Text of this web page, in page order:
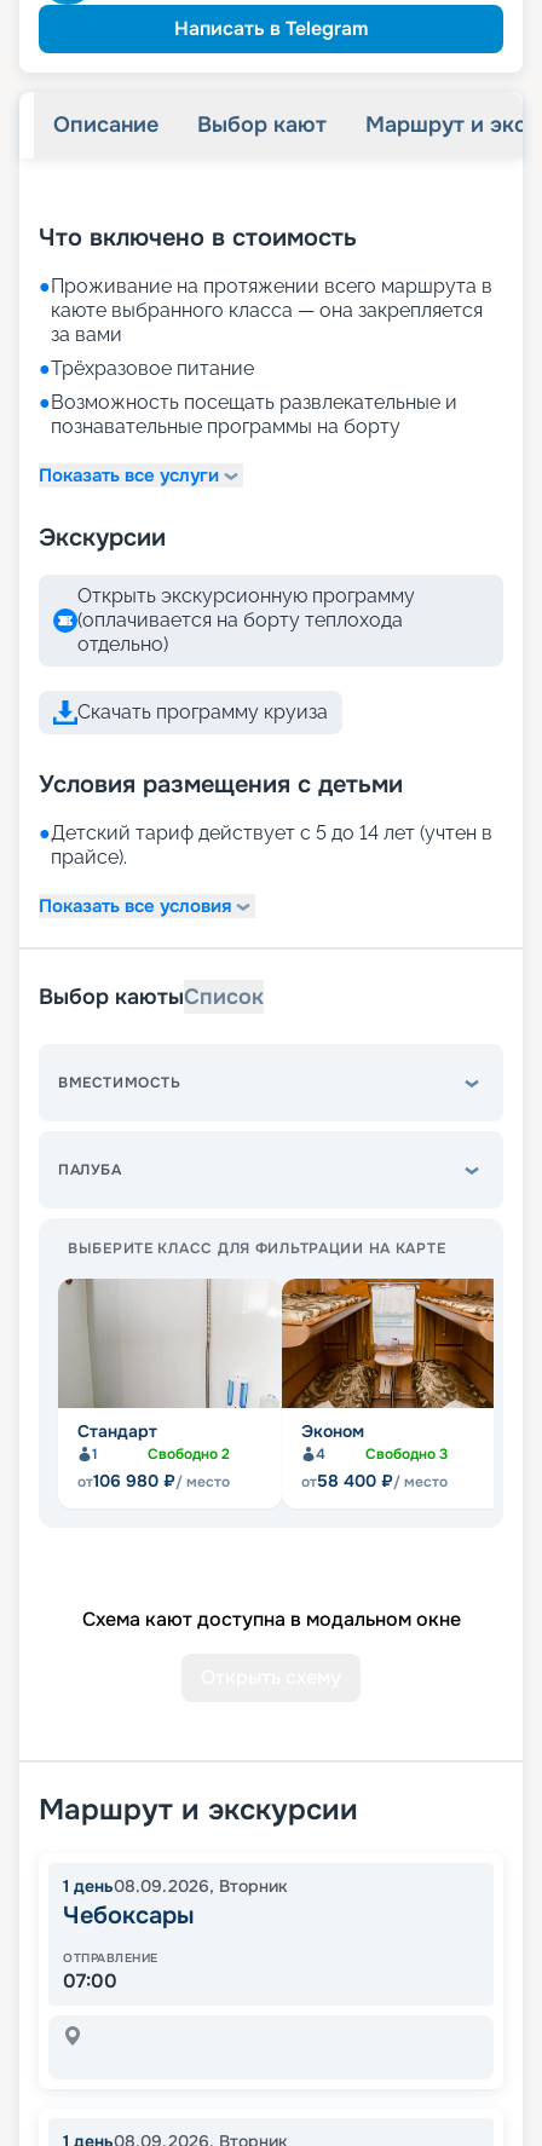
Написать в Telegram
Описание Выбор кают Маршрут и
Что включено в стоимость
●Проживание на протяжении всего маршрута в
каюте выбранного класса — она закрепляется
за вами
●Трёхразовое питание
●Возможность посещать развлекательные и
познавательные программы на борту
Показать все услуги
Экскурсии
Открыть экскурсионную программу
(оплачивается на борту теплохода
отдельно)
Скачать программу круиза
Условия размещения с детьми
●Детский тариф действует с 5 до 14 лет (учтен в
прайсе).
Показать все условия
Выбор каютыСписок
ВМЕСТИМОСТЬ
ПАЛУБА
ВЫБЕРИТЕ КЛАСС ДЛЯ ФИЛЬТРАЦИИ НА КАРТЕ
Стандарт
1 Свободно2
от106 980 ₽/ место
Эконом
4 Свободно3
от58 400 ₽/ место
Схема кают доступна в модальном окне
Маршрут и экскурсии
1 день08.09.2026, Вторник
Чебоксары
ОТПРАВЛЕНИЕ
07:00
1 день08.09.2026, Вторник